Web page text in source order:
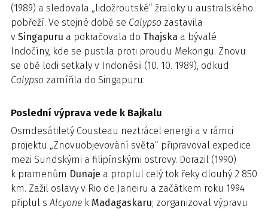
(1989) a sledovala „lidožroutské“ žraloky u australského
pobřeží. Ve stejné době se Calypso zastavila
v Singapuru a pokračovala do Thajska a bývalé
Indočíny, kde se pustila proti proudu Mekongu. Znovu
se obě lodi setkaly v Indonésii (10. 10. 1989), odkud
Calypso zamířila do Singapuru.
Poslední výprava vede k Bajkalu
Osmdesátiletý Cousteau neztrácel energii a v rámci
projektu „Znovuobjevování světa“ připravoval expedice
mezi Sundskými a filipínskými ostrovy. Dorazil (1990)
k pramenům Dunaje a proplul celý tok řeky dlouhý 2 850
km. Zažil oslavy v Rio de Janeiru a začátkem roku 1994
připlul sAlcyone k Madagaskaru; zorganizoval výpravu